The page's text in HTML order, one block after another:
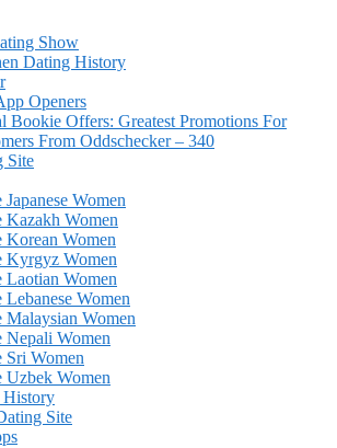
Show
Dating History
Openers
Bookie Offers: Greatest Promotions For
From Oddschecker – 340
Site
Women
Kazakh Women
Korean Women
Kyrgyz Women
Laotian Women
Women
Malaysian Women
Nepali Women
Sri Women
Uzbek Women
History
Site